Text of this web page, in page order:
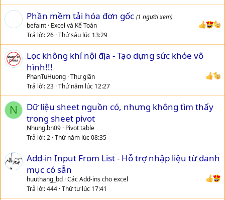
ế
Phần mềm tải hóa đơn gốc (1 người xem)
befaint Excel và Kế Toán
Trả lời 26 Thứ sáu lúc 13:29
Lọc không khí nội địa - Tạo dựng sức khỏe vô
hình!!!
PhanTuHuong Thư giãn
Trả lời 23 Thứ năm lúc 12:27
N
Dữ liệu sheet nguồn có, nhưng không tìm thấy
trong sheet pivot
Nhung.bn09 Pivot table
Trả lời 2 Thứ năm lúc 08:35
Add-in Input From List - Hỗ trợ nhập liệu từ danh
mục có sẵn
huuthang_bd Các Add-ins cho excel
Trả lời 444 Thứ tư lúc 17:41